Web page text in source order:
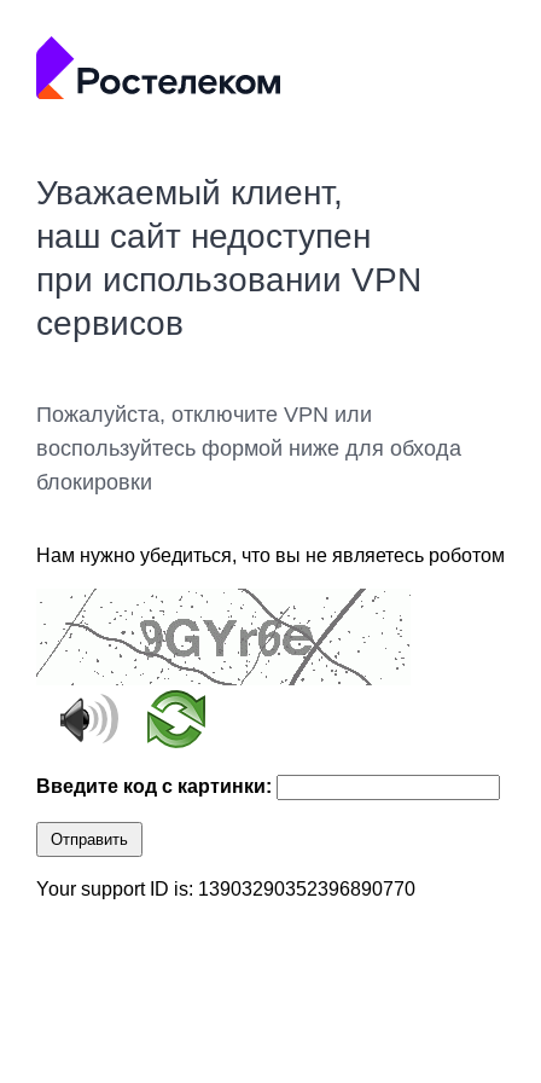
Уважаемый клиент,
наш сайт недоступен
при использовании VPN
сервисов
Пожалуйста, отключите VPN или
воспользуйтесь формой ниже для обхода
блокировки
Нам нужно убедиться, что вы не являетесь роботом
Введите код с картинки:
Отправить
Your support ID is: 13903290352396890770